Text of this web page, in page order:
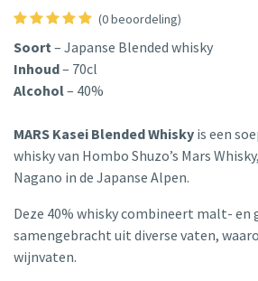
(0 beoordeling)
Soort– Japanse Blended whisky
Inhoud– 70cl
Alcohol– 40%
MARS Kasei Blended Whisky is een
whisky van Hombo Shuzo’s Mars
Nagano in de Japanse Alpen.
Deze 40% whisky combineert malt- en
samengebracht uit diverse vaten,
wijnvaten.